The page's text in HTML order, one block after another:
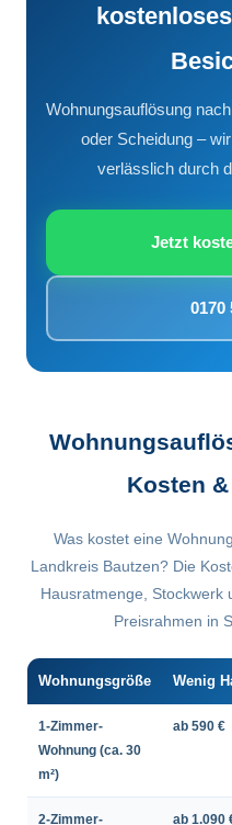
Wohnungsauflösung
oder Scheidung –
verlässlich durch
Jetzt
0170
Kosten
Was kostet eine
Landkreis Bautzen? Die
Hausratmenge, Stockwerk
Preisrahmen in
Wohnungsgröße Wenig
1-Zimmer-
Wohnung (ca. 30
m²)
ab 590 €
2-Zimmer- ab 1.090